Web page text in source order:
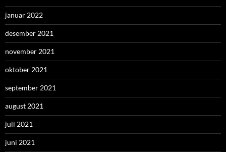
januar 2022
desember 2021
november 2021
oktober 2021
september 2021
august 2021
juli 2021
juni 2021